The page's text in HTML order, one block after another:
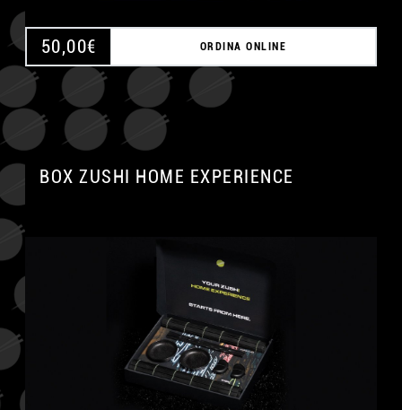
50,00€ ORDINA ONLINE
BOX ZUSHI HOME EXPERIENCE